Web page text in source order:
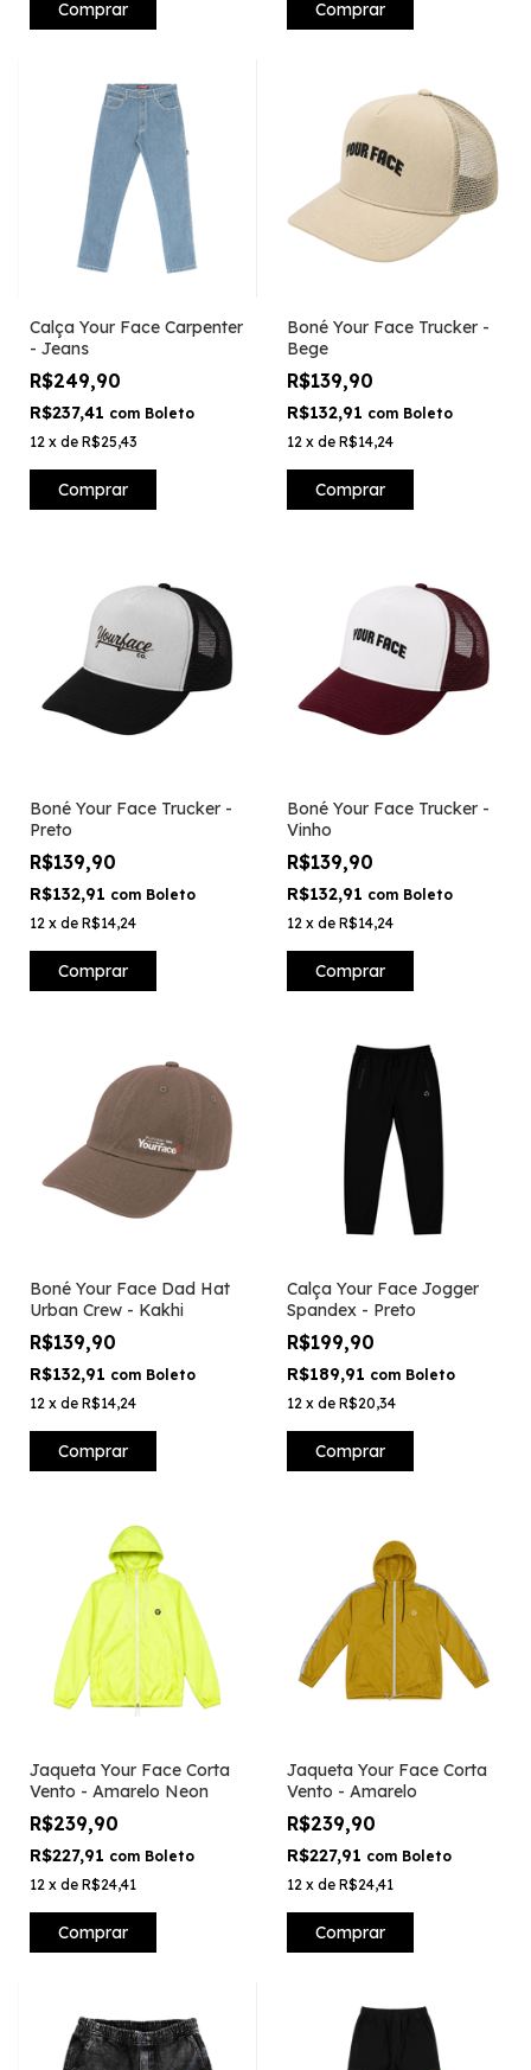
Comprar Comprar
Calça Your Face Carpenter
- Jeans
R$249,90
R$237,41 com Boleto
12 x de R$25,43
Comprar
Boné Your Face Trucker -
Bege
R$139,90
R$132,91 com Boleto
12 x de R$14,24
Comprar
Boné Your Face Trucker -
Preto
R$139,90
R$132,91 com Boleto
12 x de R$14,24
Comprar
Boné Your Face Trucker -
Vinho
R$139,90
R$132,91 com Boleto
12 x de R$14,24
Comprar
Boné Your Face Dad Hat
Urban Crew - Kakhi
R$139,90
R$132,91 com Boleto
12 x de R$14,24
Comprar
Calça Your Face Jogger
Spandex - Preto
R$199,90
R$189,91 com Boleto
12 x de R$20,34
Comprar
Jaqueta Your Face Corta
Vento - Amarelo Neon
R$239,90
R$227,91 com Boleto
12 x de R$24,41
Comprar
Jaqueta Your Face Corta
Vento - Amarelo
R$239,90
R$227,91 com Boleto
12 x de R$24,41
Comprar